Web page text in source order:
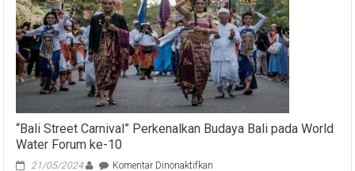
Dirut
BPD
“Bali Street Carnival” Perkenalkan Budaya Bali pada World
Water Forum ke-10
21/05/2024 Komentar Dinonaktifkan